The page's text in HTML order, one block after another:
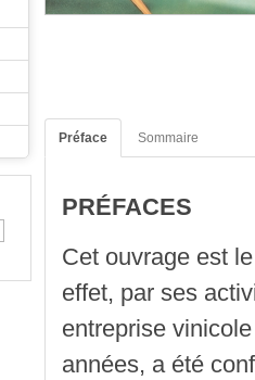
Préface Sommaire
PRÉFACES
Cet ouvrage est
effet, par ses
entreprise
années, a été